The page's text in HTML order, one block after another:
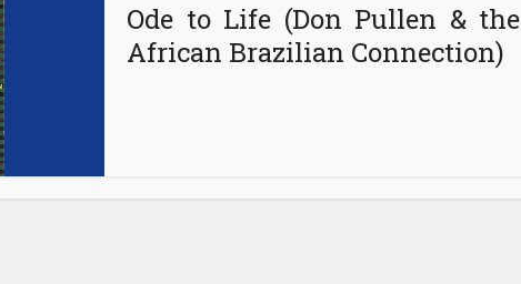
Ode to Life (Don Pullen & the
African Brazilian Connection)